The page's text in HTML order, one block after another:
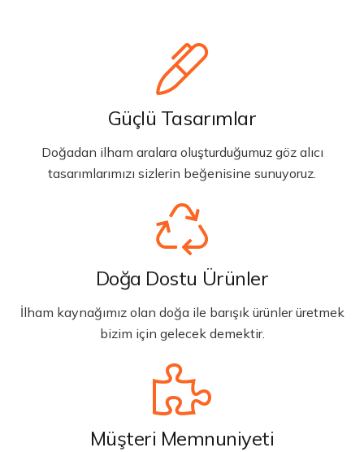
Güçlü Tasarımlar
Doğadan ilham aralara oluşturduğumuz göz alıcı
tasarımlarımızı sizlerin beğenisine sunuyoruz.
Doğa Dostu Ürünler
İlham kaynağımız olan doğa ile barışık ürünler üretmek
bizim için gelecek demektir.
Müşteri Memnuniyeti